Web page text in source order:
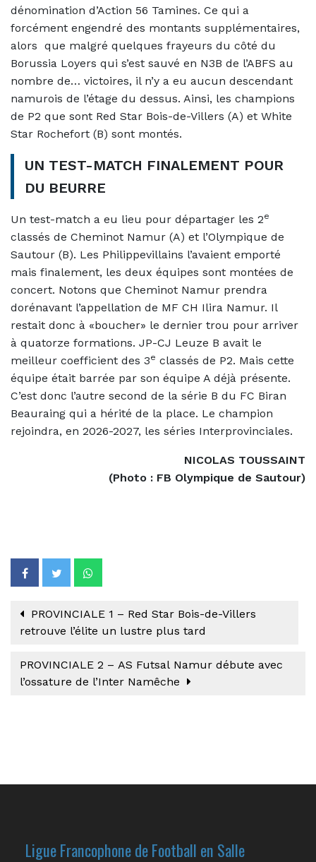
dénomination d’Action 56 Tamines. Ce qui a
forcément engendré des montants supplémentaires,
alors que malgré quelques frayeurs du côté du
Borussia Loyers qui s’est sauvé en N3B de l’ABFS au
nombre de… victoires, il n’y a eu aucun descendant
namurois de l’étage du dessus. Ainsi, les champions
de P2 que sont Red Star Bois-de-Villers (A) et White
Star Rochefort (B) sont montés.
UN TEST-MATCH FINALEMENT POUR
DU BEURRE
Un test-match a eu lieu pour départager les 2e
classés de Cheminot Namur (A) et l’Olympique de
Sautour (B). Les Philippevillains l’avaient emporté
mais finalement, les deux équipes sont montées de
concert. Notons que Cheminot Namur prendra
dorénavant l’appellation de MF CH Ilira Namur. Il
restait donc à «boucher» le dernier trou pour arriver
à quatorze formations. JP-CJ Leuze B avait le
meilleur coefficient des 3e classés de P2. Mais cette
équipe était barrée par son équipe A déjà présente.
C’est donc l’autre second de la série B du FC Biran
Beauraing qui a hérité de la place. Le champion
rejoindra, en 2026-2027, les séries Interprovinciales.
NICOLAS TOUSSAINT
(Photo : FB Olympique de Sautour)
PROVINCIALE 1 – Red Star Bois-de-Villers
retrouve l’élite un lustre plus tard
PROVINCIALE 2 – AS Futsal Namur débute avec
l’ossature de l’Inter Namêche
Ligue Francophone de Football en Salle